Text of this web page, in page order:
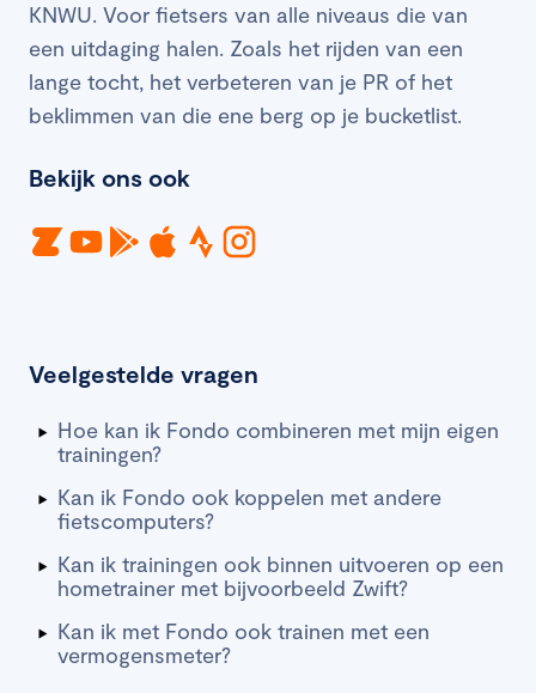
KNWU. Voor fietsers van alle niveaus die van
een uitdaging halen. Zoals het rijden van een
lange tocht, het verbeteren van je PR of het
beklimmen van die ene berg op je bucketlist.
Bekijk ons ook
Veelgestelde vragen
Hoe kan ik Fondo combineren met mijn eigen
trainingen?
Kan ik Fondo ook koppelen met andere
fietscomputers?
Kan ik trainingen ook binnen uitvoeren op een
hometrainer met bijvoorbeeld Zwift?
Kan ik met Fondo ook trainen met een
vermogensmeter?